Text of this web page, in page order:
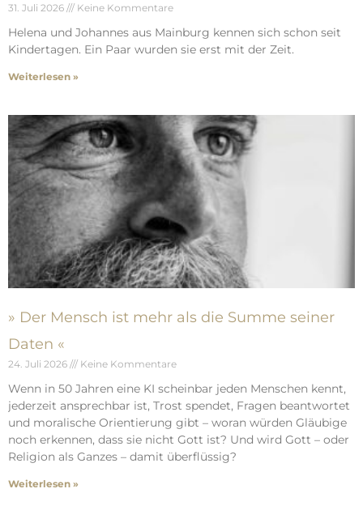
31. Juli 2026 Keine Kommentare
Helena und Johannes aus Mainburg kennen sich schon seit
Kindertagen. Ein Paar wurden sie erst mit der Zeit.
Weiterlesen »
» Der Mensch ist mehr als die Summe seiner
Daten «
24. Juli 2026 Keine Kommentare
Wenn in 50 Jahren eine KI scheinbar jeden Menschen kennt,
jederzeit ansprechbar ist, Trost spendet, Fragen beantwortet
und moralische Orientierung gibt – woran würden Gläubige
noch erkennen, dass sie nicht Gott ist? Und wird Gott – oder
Religion als Ganzes – damit überflüssig?
Weiterlesen »